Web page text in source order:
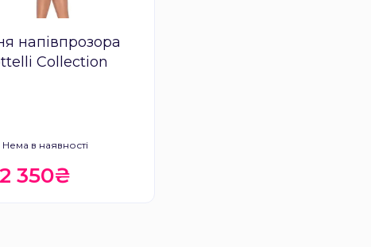
напівпрозора
Collection
Нема в наявності
2 350₴